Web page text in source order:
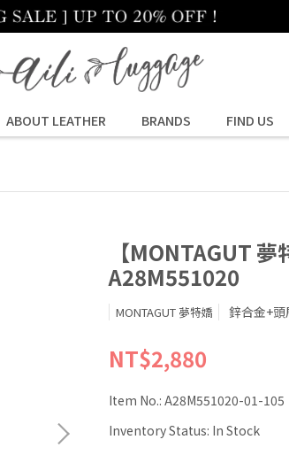
ABOUT LEATHER BRANDS FIND US
【MONTAGUT
A28M551020
MONTAGUT 夢特嬌 鋅合金+頭
NT$2,880
Item No.: A28M551020-01-105
Inventory Status: In Stock